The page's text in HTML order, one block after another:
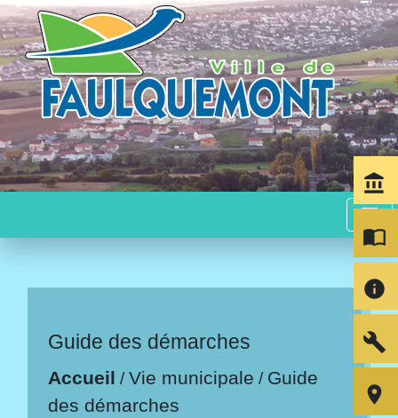
menu
Guide des démarches
Accueil /Vie municipale / Guide
des démarches
account_balance
import_contacts
info
build
room